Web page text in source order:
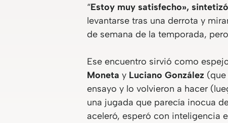
“Estoy muy satisfecho»,
levantarse tras una derrota y
de semana de la temporada,
Ese encuentro sirvió como
Moneta y Luciano González
ensayo y lo volvieron a hacer
una jugada que parecía inocua
aceleró, esperó con inteligencia